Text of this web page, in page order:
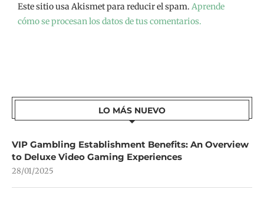
Este sitio usa Akismet para reducir el spam. Aprende
cómo se procesan los datos de tus comentarios.
LO MÁS NUEVO
VIP Gambling Establishment Benefits: An Overview
to Deluxe Video Gaming Experiences
28/01/2025